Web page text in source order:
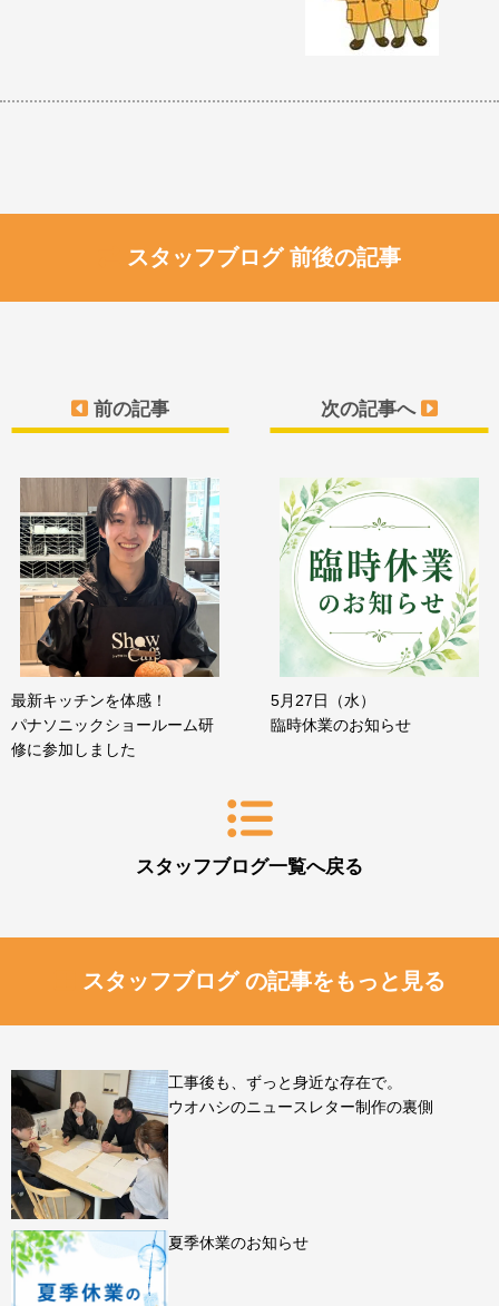
スタッフブログ 前後の記事
前の記事
最新キッチンを体感！
パナソニックショールーム研
修に参加しました
スタッフブログ一覧へ戻る
次の記事へ
5月27日（水）
臨時休業のお知らせ
スタッフブログ の記事をもっと見る
工事後も、ずっと身近な存在で。
ウオハシのニュースレター制作の裏側
夏季休業のお知らせ